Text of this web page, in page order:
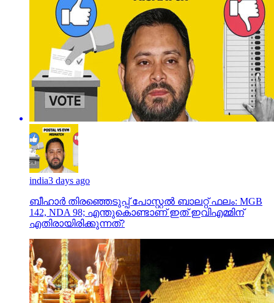
india3 days ago
ബീഹാർ തിരഞ്ഞെടുപ്പ് പോസ്റ്റൽ ബാലറ്റ് ഫലം: MGB
142, NDA 98; എന്തുകൊണ്ടാണ് ഇത് ഇവിഎമ്മിന്
എതിരായിരിക്കുന്നത്?